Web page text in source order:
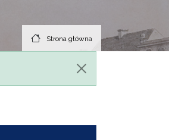
Strona główna